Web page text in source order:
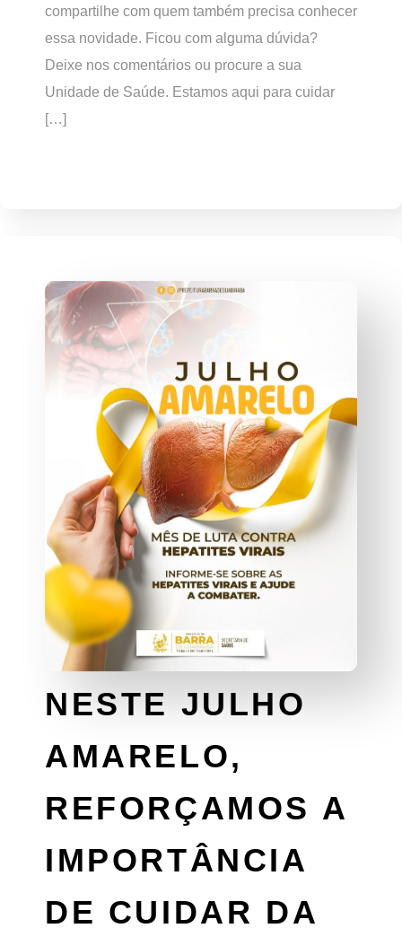
compartilhe com quem também precisa conhecer
essa novidade. Ficou com alguma dúvida?
Deixe nos comentários ou procure a sua
Unidade de Saúde. Estamos aqui para cuidar
[…]
NESTE JULHO
AMARELO,
REFORÇAMOS A
IMPORTÂNCIA
DE CUIDAR DA